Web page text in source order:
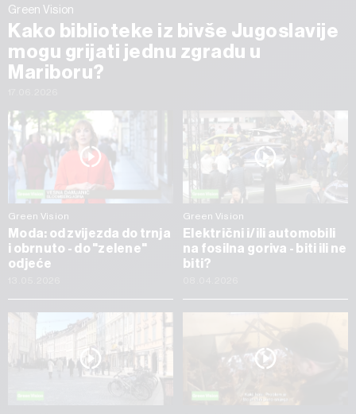
Green Vision
Kako biblioteke iz bivše Jugoslavije
mogu grijati jednu zgradu u
Mariboru?
Green Vision
Moda: od zvijezda do trnja
i obrnuto - do "zelene"
odjeće
Green Vision
Električni i/ili automobili
na fosilna goriva - biti ili ne
biti?